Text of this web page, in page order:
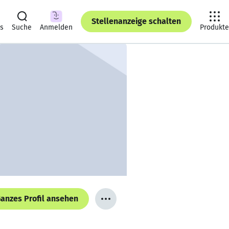
Suche Anmelden
Stellenanzeige schalten
Produkte
Profil ansehen